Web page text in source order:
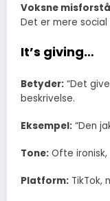
Voksne
Det er mere social
It’s giving…
Betyder: “Det
beskrivelse.
Eksempel: “Den
Tone: Ofte
Platform: TikTok,